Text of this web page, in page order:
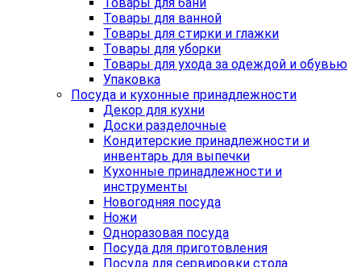
Товары для ванной
Товары для стирки и глажки
Товары для уборки
Товары для ухода за одеждой и обувью
Упаковка
Посуда и кухонные принадлежности
Декор для кухни
Доски разделочные
Кондитерские принадлежности и
инвентарь для выпечки
Кухонные принадлежности и
инструменты
Новогодняя посуда
Ножи
Одноразовая посуда
Посуда для приготовления
Посуда для сервировки стола